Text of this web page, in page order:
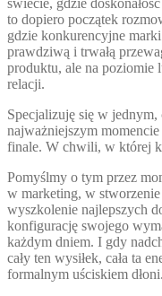
świecie, gdzie
to dopiero początek
gdzie konkurencyjne
prawdziwą i trwałą
produktu, ale na poziomie
relacji.
Specjalizuję się w jednym,
najważniejszym
finale. W chwili, w której
Pomyślmy o tym przez
w marketing, w
wyszkolenie najlepszych
konfigurację swojego
każdym dniem. I gdy
cały ten wysiłek, cała ta
formalnym uściskiem dłoni.